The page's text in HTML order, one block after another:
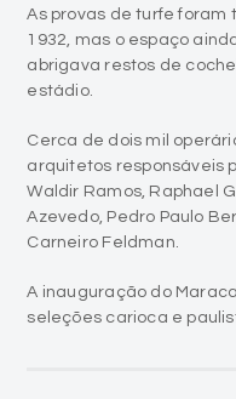
estádio.
Cerca de dois mil
arquitetos responsáveis
Azevedo, Pedro Paulo
Carneiro Feldman.
A inauguração do
seleções carioca e